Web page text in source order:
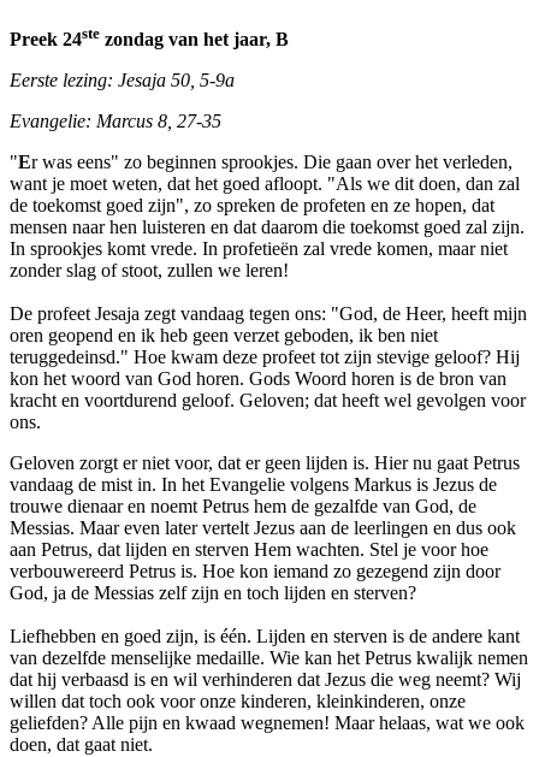
Preek 24ste zondag van het jaar, B
Eerste lezing: Jesaja 50, 5-9a
Evangelie: Marcus 8, 27-35
"Er was eens" zo beginnen sprookjes. Die gaan over het verleden,
want je moet weten, dat het goed afloopt. "Als we dit doen, dan zal
de toekomst goed zijn", zo spreken de profeten en ze hopen, dat
mensen naar hen luisteren en dat daarom die toekomst goed zal zijn.
In sprookjes komt vrede. In profetieën zal vrede komen, maar niet
zonder slag of stoot, zullen we leren!
De profeet Jesaja zegt vandaag tegen ons: "God, de Heer, heeft mijn
oren geopend en ik heb geen verzet geboden, ik ben niet
teruggedeinsd." Hoe kwam deze profeet tot zijn stevige geloof? Hij
kon het woord van God horen. Gods Woord horen is de bron van
kracht en voortdurend geloof. Geloven; dat heeft wel gevolgen voor
ons.
Geloven zorgt er niet voor, dat er geen lijden is. Hier nu gaat Petrus
vandaag de mist in. In het Evangelie volgens Markus is Jezus de
trouwe dienaar en noemt Petrus hem de gezalfde van God, de
Messias. Maar even later vertelt Jezus aan de leerlingen en dus ook
aan Petrus, dat lijden en sterven Hem wachten. Stel je voor hoe
verbouwereerd Petrus is. Hoe kon iemand zo gezegend zijn door
God, ja de Messias zelf zijn en toch lijden en sterven?
Liefhebben en goed zijn, is één. Lijden en sterven is de andere kant
van dezelfde menselijke medaille. Wie kan het Petrus kwalijk nemen
dat hij verbaasd is en wil verhinderen dat Jezus die weg neemt? Wij
willen dat toch ook voor onze kinderen, kleinkinderen, onze
geliefden? Alle pijn en kwaad wegnemen! Maar helaas, wat we ook
doen, dat gaat niet.